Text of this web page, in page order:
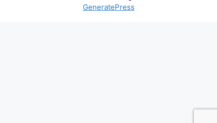
GeneratePress